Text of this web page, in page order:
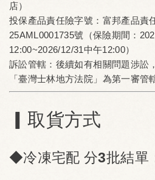
店）
投保產品責任險字號：富邦產品責
25AML0001735號（保險期間：
12:00~2026/12/31中午12:00）
訴訟管轄：後續如有相關問題涉訟
「臺灣士林地方法院」為第一審管
▎取貨方式
◆冷凍宅配 分3批結單